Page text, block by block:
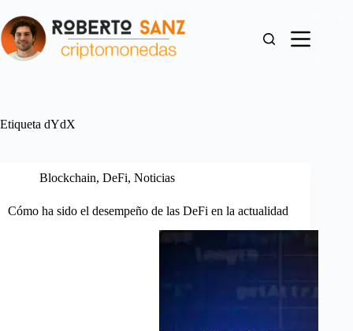
al
contenido
Etiqueta dYdX
Blockchain, DeFi, Noticias
Cómo ha sido el desempeño de las DeFi en la actualidad